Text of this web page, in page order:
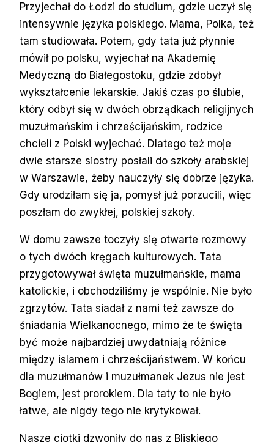
Przyjechał do Łodzi do studium, gdzie uczył się
intensywnie języka polskiego. Mama, Polka, też
tam studiowała. Potem, gdy tata już płynnie
mówił po polsku, wyjechał na Akademię
Medyczną do Białegostoku, gdzie zdobył
wykształcenie lekarskie. Jakiś czas po ślubie,
który odbył się w dwóch obrządkach religijnych
muzułmańskim i chrześcijańskim, rodzice
chcieli z Polski wyjechać. Dlatego też moje
dwie starsze siostry posłali do szkoły arabskiej
w Warszawie, żeby nauczyły się dobrze języka.
Gdy urodziłam się ja, pomysł już porzucili, więc
poszłam do zwykłej, polskiej szkoły.
W domu zawsze toczyły się otwarte rozmowy
o tych dwóch kręgach kulturowych. Tata
przygotowywał święta muzułmańskie, mama
katolickie, i obchodziliśmy je wspólnie. Nie było
zgrzytów. Tata siadał z nami też zawsze do
śniadania Wielkanocnego, mimo że te święta
być może najbardziej uwydatniają różnice
między islamem i chrześcijaństwem. W końcu
dla muzułmanów i muzułmanek Jezus nie jest
Bogiem, jest prorokiem. Dla taty to nie było
łatwe, ale nigdy tego nie krytykował.
Nasze ciotki dzwoniły do nas z Bliskiego